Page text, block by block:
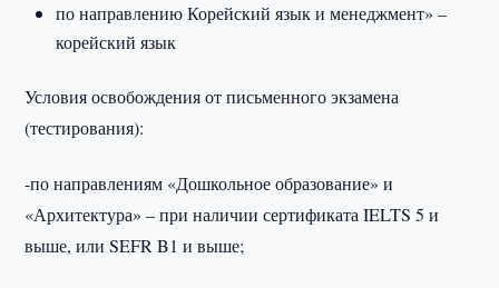
по направлению Корейский язык и менеджмент» –
корейский язык
Условия освобождения от письменного экзамена
(тестирования):
-по направлениям «Дошкольное образование» и
«Архитектура» – при наличии сертификата IELTS 5 и
выше, или SEFR B1 и выше;